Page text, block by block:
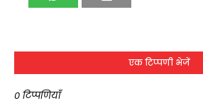
एक टिप्पणी भेजें
0 टिप्पणियाँ